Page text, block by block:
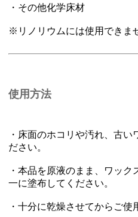
・その他化学床材
※リノリウムには使用できま
使用方法
・床面のホコリや汚れ、古い
ださい。
・本品を原液のまま、ワック
一に塗布してください。
・十分に乾燥させてからご使